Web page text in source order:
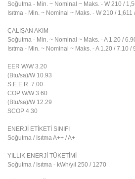
Soğutma - Min. ~ Nominal ~ Maks. - W 210 /
Isıtma - Min. ~ Nominal ~ Maks. - W 210 / 1,611
ÇALIŞAN AKIM
Soğutma - Min. ~ Nominal ~ Maks. - A 1.20 /
Isıtma - Min. ~ Nominal ~ Maks. - A 1.20 / 7.10 /
EER W/W 3.20
(Btu/sa)/W 10.93
S.E.E.R. 7.00
COP W/W 3.60
(Btu/sa)/W 12.29
SCOP 4.30
ENERJİ ETİKETİ SINIFI
Soğutma / IsıtmaA++ / A+
YILLIK ENERJİ TÜKETİMİ
Soğutma / Isıtma - kWh/yıl 250 / 1270